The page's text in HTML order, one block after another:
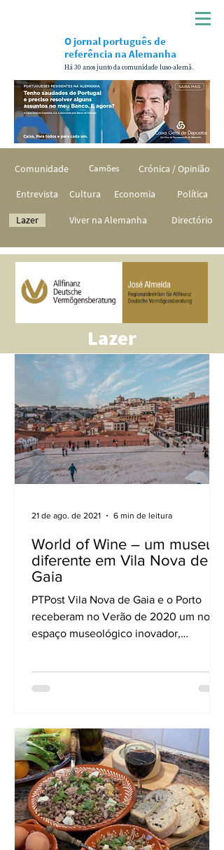
Há 30 anos junto da comunidade luso-alemã.
O jornal português de
referência na Alemanha
Comunidade Camões
Crónica / Opinião
Entrevista
Cultura Economia Política
Lazer Viver na Alemanha Directório
Lazer
World of Wine – um museu
diferente em Vila Nova de
Gaia
PTPost Vila Nova de Gaia e o Porto
receberam no Verão de 2020 um novo
espaço museológico inovador,
21 de ago. de 2021 6 min de leitura